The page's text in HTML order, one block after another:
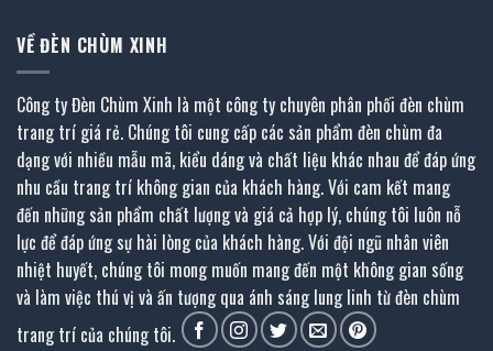
VỀ ĐÈN CHÙM XINH
Công ty Đèn Chùm Xinh là một công ty chuyên phân phối đèn chùm
trang trí giá rẻ. Chúng tôi cung cấp các sản phẩm đèn chùm đa
dạng với nhiều mẫu mã, kiểu dáng và chất liệu khác nhau để đáp ứng
nhu cầu trang trí không gian của khách hàng. Với cam kết mang
đến những sản phẩm chất lượng và giá cả hợp lý, chúng tôi luôn nỗ
lực để đáp ứng sự hài lòng của khách hàng. Với đội ngũ nhân viên
nhiệt huyết, chúng tôi mong muốn mang đến một không gian sống
và làm việc thú vị và ấn tượng qua ánh sáng lung linh từ đèn chùm
trang trí của chúng tôi.